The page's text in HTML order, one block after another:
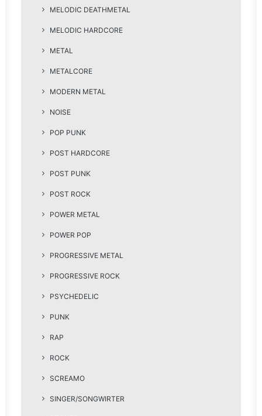
MELODIC DEATHMETAL
MELODIC HARDCORE
METAL
METALCORE
MODERN METAL
NOISE
POP PUNK
POST HARDCORE
POST PUNK
POST ROCK
POWER METAL
POWER POP
PROGRESSIVE METAL
PROGRESSIVE ROCK
PSYCHEDELIC
PUNK
RAP
ROCK
SCREAMO
SINGER/SONGWIRTER